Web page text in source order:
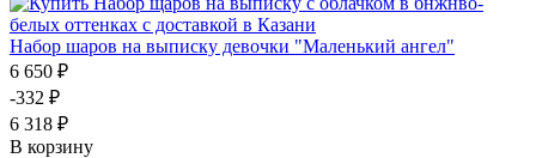
Набор шаров на выписку девочки "Маленький ангел"
6 650 ₽
-332 ₽
6 318 ₽
В корзину